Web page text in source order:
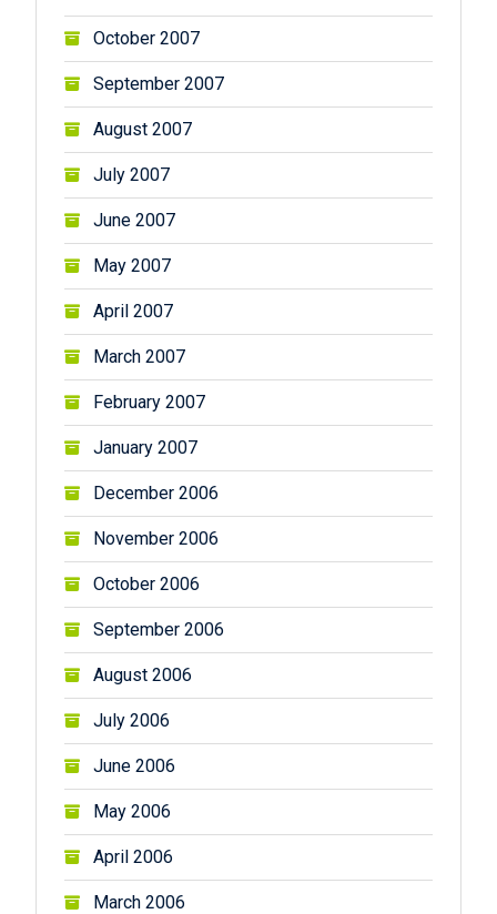
October 2007
September 2007
August 2007
July 2007
June 2007
May 2007
April 2007
March 2007
February 2007
January 2007
December 2006
November 2006
October 2006
September 2006
August 2006
July 2006
June 2006
May 2006
April 2006
March 2006